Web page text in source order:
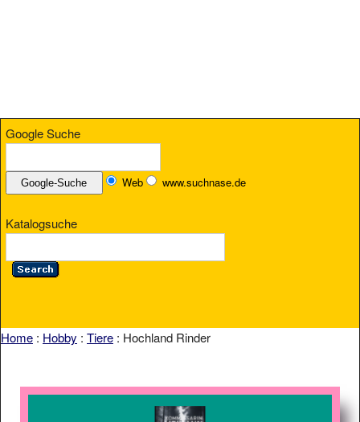
Google Suche
Web www.suchnase.de
Katalogsuche
Home : Hobby : Tiere : Hochland Rinder